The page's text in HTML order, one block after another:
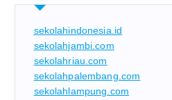
sekolahindonesia.id
sekolahjambi.com
sekolahriau.com
sekolahpalembang.com
sekolahlampung.com